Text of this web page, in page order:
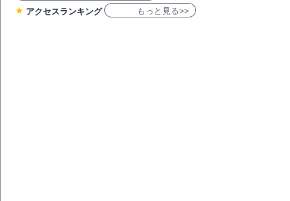
アクセスランキング
もっと見る>>